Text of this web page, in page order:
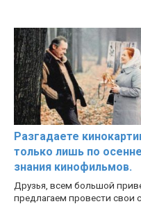
Разгадаете
только лишь по
знания кинофильмов.
Друзья, всем большой
предлагаем провести